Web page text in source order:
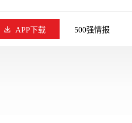
APP下载 500强情报